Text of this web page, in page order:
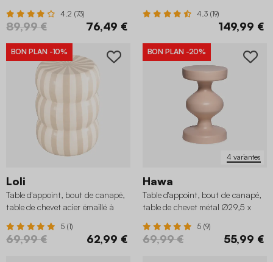
4.2 (73)
89,99 € 76,49 €
4.3 (19)
149,99 €
BON PLAN -10%
Loli
Table d'appoint, bout de canapé,
table de chevet acier émaillé à
5 (1)
69,99 € 62,99 €
4 variantes
BON PLAN -20%
Hawa
Table d'appoint, bout de canapé,
table de chevet métal Ø29,5 x
5 (9)
69,99 € 55,99 €